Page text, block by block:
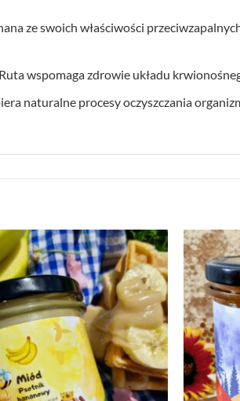
ze swoich właściwości
wspomaga zdrowie układu
naturalne procesy oczyszczania